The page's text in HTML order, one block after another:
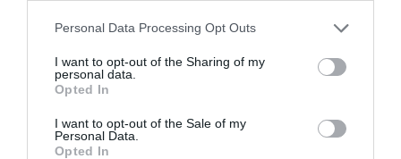
Please note that this website/app uses one or more Google
not limited to your visit or usage behaviour. You may click to
grant or deny consent to Google and its third-party tags to
use your data for below specified purposes in below Google
consent section.
Personal Data Processing Opt Outs
I want to opt-out of the Sharing of my
personal data.
Opted In
I want to opt-out of the Sale of my
Personal Data.
Opted In
KIRÁNDULÁS A
ARBORÉTUMBA
2026-08-04
KIRÁNDULÁS PANNONHALMA
SZŐLŐ ÉS KOMLÓ
2026-08-04